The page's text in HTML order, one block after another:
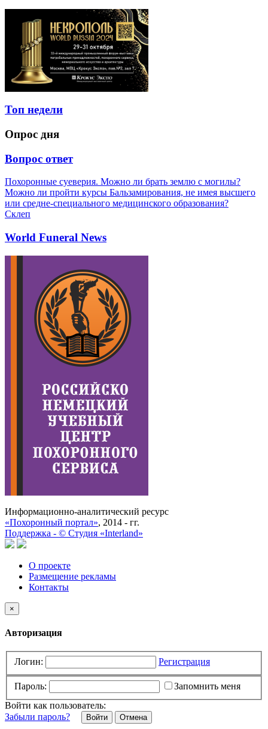
Топ недели
Опрос дня
Вопрос ответ
Похоронные суеверия. Можно ли брать землю с могилы?
Можно ли пройти курсы Бальзамирования, не имея высшего
или средне-специального медицинского образования?
Склеп
World Funeral News
Информационно-аналитический ресурс
«Похоронный портал», 2014 - гг.
Поддержка - © Cтудия «Interland»
О проекте
Размещение рекламы
Контакты
×
Авторизация
Логин: Регистрация
Пароль:
Запомнить меня
Войти как пользователь:
Забыли пароль?
Отмена